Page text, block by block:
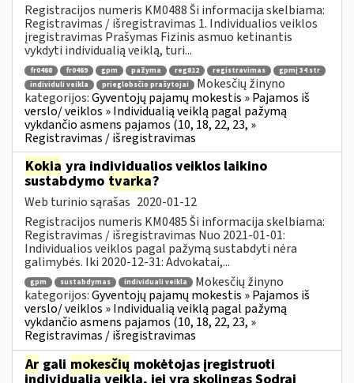
Registracijos numeris KM0488 Ši informacija skelbiama:
Registravimas / išregistravimas 1. Individualios veiklos
įregistravimas Prašymas Fizinis asmuo ketinantis
vykdyti individualią veiklą, turi...
fr0468 fr0469 gpm pažyma reg812 registravimas
gpmį 34 str
individuli veikla
prieglobsčio prašytojai
Mokesčių žinyno
kategorijos:Gyventojų pajamų mokestis » Pajamos iš
verslo/ veiklos » Individualią veiklą pagal pažymą
vykdančio asmens pajamos (10, 18, 22, 23, »
Registravimas / išregistravimas
Kokia yra individualios veiklos laikino
sustabdymo tvarka?
Web turinio sąrašas 2020-01-12
Registracijos numeris KM0485 Ši informacija skelbiama:
Registravimas / išregistravimas Nuo 2021-01-01:
Individualios veiklos pagal pažymą sustabdyti nėra
galimybės. Iki 2020-12-31: Advokatai,...
gpm sustabdymas individuali veikla
Mokesčių žinyno
kategorijos:Gyventojų pajamų mokestis » Pajamos iš
verslo/ veiklos » Individualią veiklą pagal pažymą
vykdančio asmens pajamos (10, 18, 22, 23, »
Registravimas / išregistravimas
Ar gali mokesčių mokėtojas įregistruoti
individualią veiklą, jei yra skolingas Sodrai